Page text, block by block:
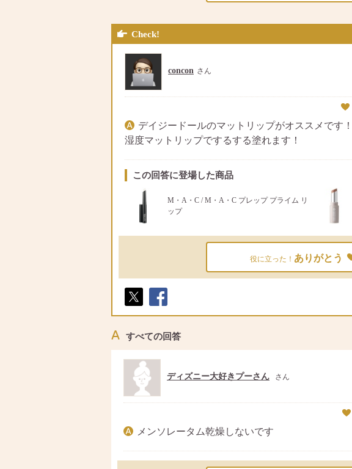
Check!
concon さん
デイジードールのマットリップがオススメです！
湿度マットリップでするする塗れます！
この回答に登場した商品
M・A・C / M・A・C プレップ プライム リ
ップ
役に立った！ ありがとう
ト
ア
すべての回答
ディズニー大好きプーさん さん
メンソレータム乾燥しないです